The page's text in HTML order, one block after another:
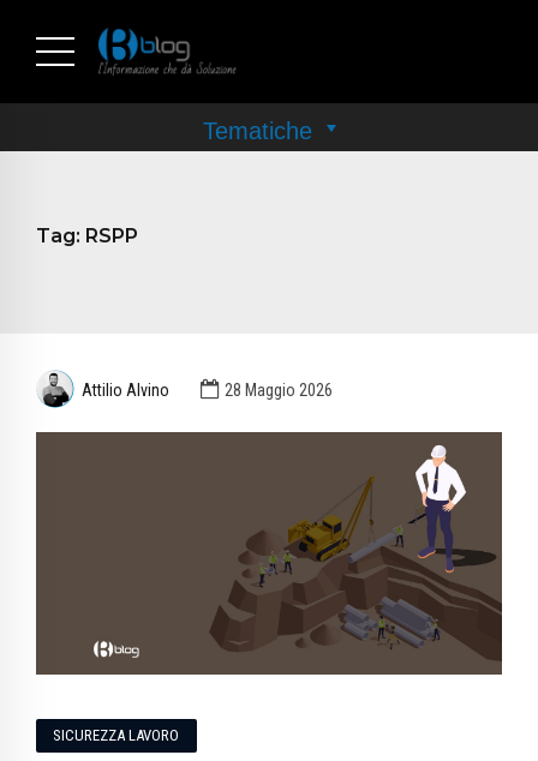
Tag: RSPP
Attilio Alvino 28 Maggio 2026
SICUREZZA LAVORO